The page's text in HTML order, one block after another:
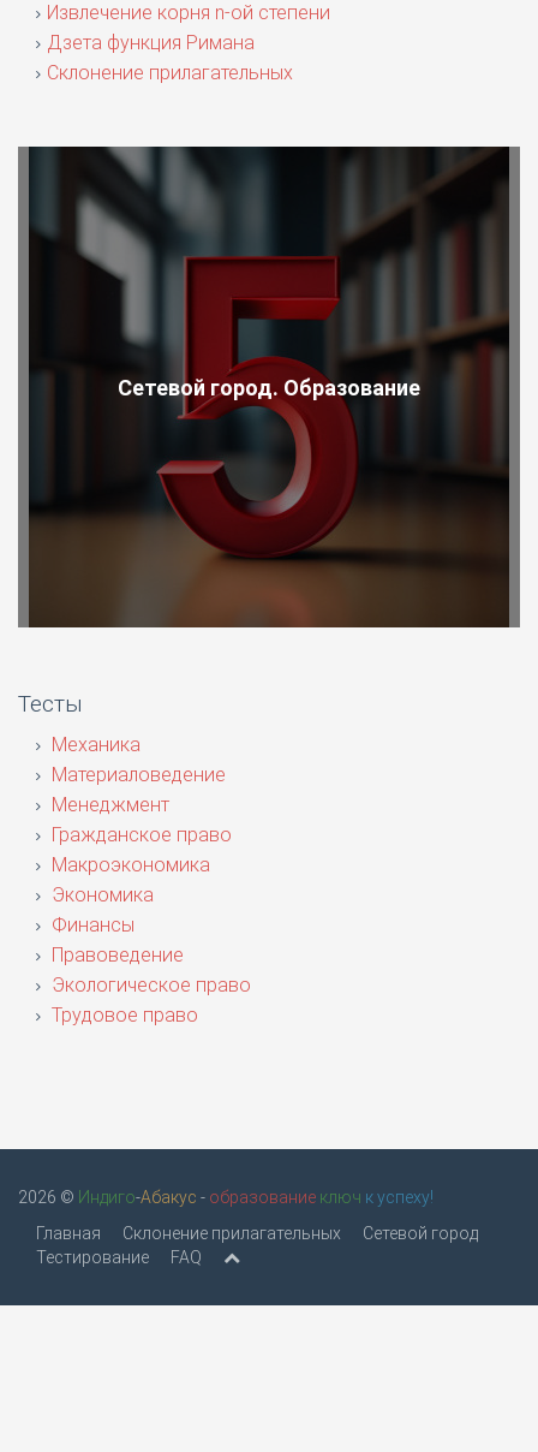
Извлечение корня n-ой степени
Дзета функция Римана
Склонение прилагательных
Сетевой город. Образование
Тесты
Механика
Материаловедение
Менеджмент
Гражданское право
Макроэкономика
Экономика
Финансы
Правоведение
Экологическое право
Трудовое право
2026 © Индиго-Абакус - образование ключ к успеху!
Главная
Склонение прилагательных
Сетевой город
Тестирование
FAQ